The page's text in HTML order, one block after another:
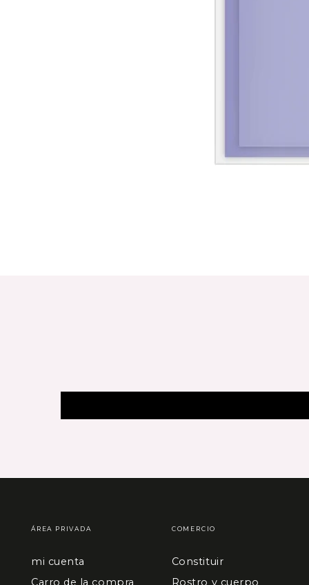
ÁREA PRIVADA
mi cuenta
Carro de la compra
COMERCIO
Constituir
Rostro y cuerpo